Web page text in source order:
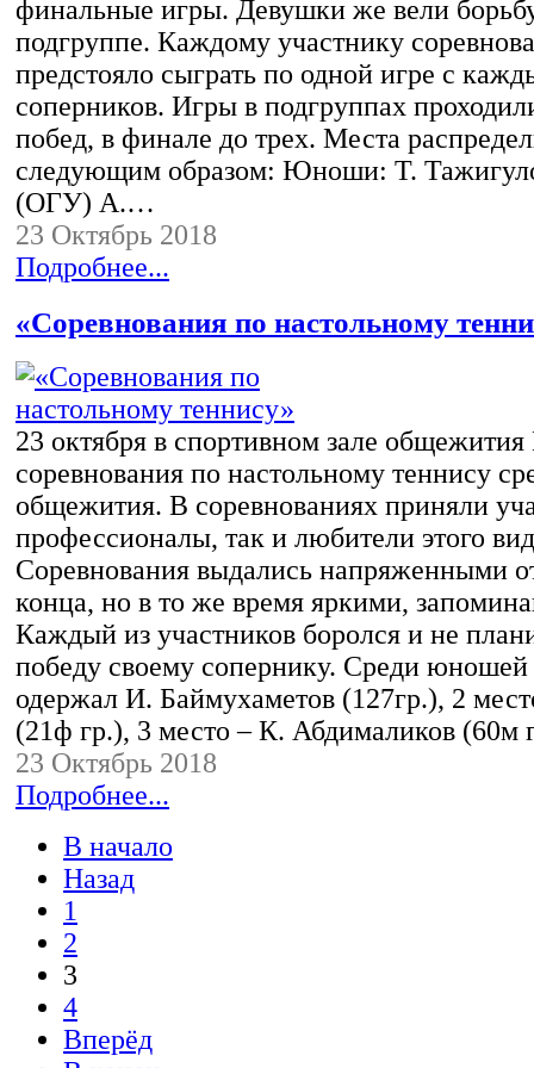
финальные игры. Девушки же вели
подгруппе. Каждому участнику
предстояло сыграть по одной игре с
соперников. Игры в подгруппах
побед, в финале до трех. Места
следующим образом: Юноши: Т.
(ОГУ) А.…
23 Октябрь 2018
Подробнее...
«Соревнования по настольному
23 октября в спортивном зале
соревнования по настольному теннису
общежития. В соревнованиях приняли
профессионалы, так и любители этого
Соревнования выдались напряженными
конца, но в то же время яркими,
Каждый из участников боролся и не
победу своему сопернику. Среди юношей
одержал И. Баймухаметов (127гр.), 2
(21ф гр.), 3 место – К. Абдималиков
23 Октябрь 2018
Подробнее...
В начало
Назад
1
2
3
4
Вперёд